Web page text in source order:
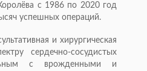
с 1986 по 2020 год
успешных операций.
и хирургическая
сердечно-сосудистых
с врожденными и